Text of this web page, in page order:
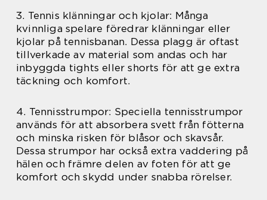
3. Tennis klänningar och kjolar: Många
kvinnliga spelare föredrar klänningar eller
kjolar på tennisbanan. Dessa plagg är oftast
tillverkade av material som andas och har
inbyggda tights eller shorts för att ge extra
täckning och komfort.
4. Tennisstrumpor: Speciella tennisstrumpor
används för att absorbera svett från fötterna
och minska risken för blåsor och skavsår.
Dessa strumpor har också extra vaddering på
hälen och främre delen av foten för att ge
komfort och skydd under snabba rörelser.